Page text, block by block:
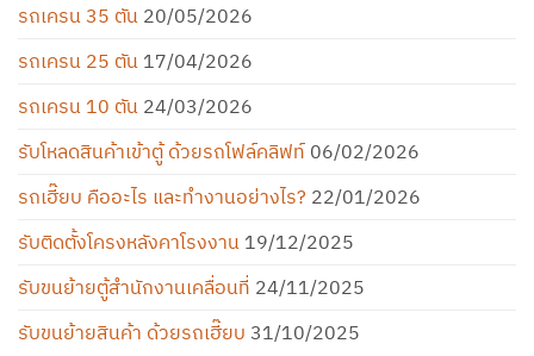
รถเครน 35 ตัน 20/05/2026
รถเครน 25 ตัน 17/04/2026
รถเครน 10 ตัน 24/03/2026
รับโหลดสินค้าเข้าตู้ ด้วยรถโฟล์คลิฟท์ 06/02/2026
รถเฮี๊ยบ คืออะไร และทำงานอย่างไร? 22/01/2026
รับติดตั้งโครงหลังคาโรงงาน 19/12/2025
รับขนย้ายตู้สำนักงานเคลื่อนที่ 24/11/2025
รับขนย้ายสินค้า ด้วยรถเฮี๊ยบ 31/10/2025